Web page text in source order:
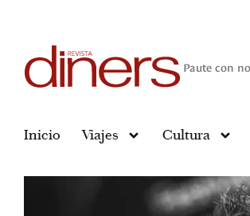
Paute con
Inicio Viajes Cultura